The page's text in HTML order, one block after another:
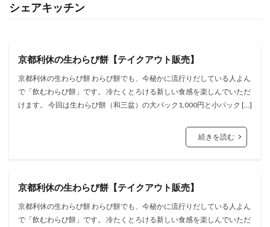
シェアキッチン
京都利休の生わらび餅【テイクアウト販売】
京都利休の生わらび餅 わらび餅でも、今秘かに流行りだしている人よん
で「飲むわらび餅」です。 冷たくとろける新しい食感を楽しんでいただ
けます。 今回は生わらび餅（和三盆）の大パック1,000円と小パック […]
続きを読む
京都利休の生わらび餅【テイクアウト販売】
京都利休の生わらび餅 わらび餅でも、今秘かに流行りだしている人よん
で「飲むわらび餅」です。 冷たくとろける新しい食感を楽しんでいただ